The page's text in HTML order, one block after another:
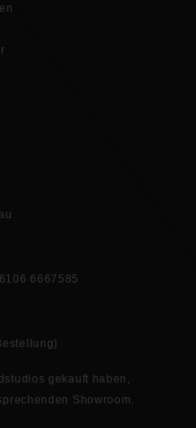
6667585
gekauft haben,
Showroom